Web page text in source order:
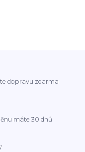
dopravu zdarma
máte 30 dnů